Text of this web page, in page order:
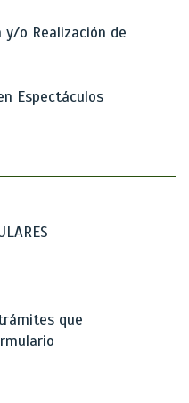
o Realización de
Espectáculos
que